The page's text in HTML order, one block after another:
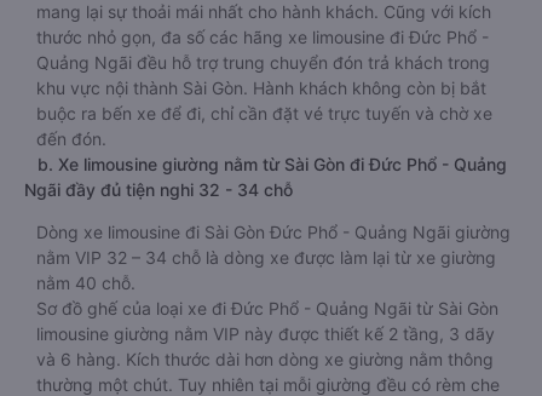
mang lại sự thoải mái nhất cho hành khách. Cũng với kích
thước nhỏ gọn, đa số các hãng xe limousine đi Đức Phổ -
Quảng Ngãi đều hỗ trợ trung chuyển đón trả khách trong
khu vực nội thành Sài Gòn. Hành khách không còn bị bắt
buộc ra bến xe để đi, chỉ cần đặt vé trực tuyến và chờ xe
đến đón.
b. Xe limousine giường nằm từ Sài Gòn đi Đức Phổ - Quảng
Ngãi đầy đủ tiện nghi 32 - 34 chỗ
Dòng xe limousine đi Sài Gòn Đức Phổ - Quảng Ngãi giường
nằm VIP 32 – 34 chỗ là dòng xe được làm lại từ xe giường
nằm 40 chỗ.
Sơ đồ ghế của loại xe đi Đức Phổ - Quảng Ngãi từ Sài Gòn
limousine giường nằm VIP này được thiết kế 2 tầng, 3 dãy
và 6 hàng. Kích thước dài hơn dòng xe giường nằm thông
thường một chút. Tuy nhiên tại mỗi giường đều có rèm che